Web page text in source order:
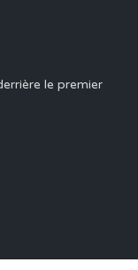
le premier